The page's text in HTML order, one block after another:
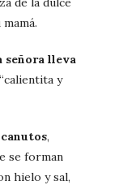
señora lleva
y
canutos,
se forman
hielo y sal,